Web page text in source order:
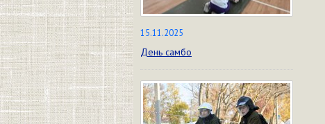
15.11.2025
День самбо